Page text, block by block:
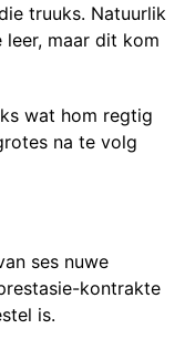
truuks. Natuurlik
maar dit kom
wat hom regtig
na te volg
ses nuwe
kontrakte
is.